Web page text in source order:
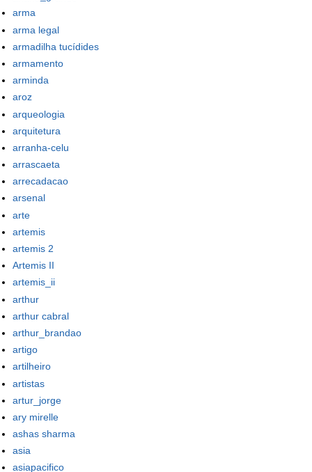
arma
arma legal
armadilha tucídides
armamento
arminda
aroz
arqueologia
arquitetura
arranha-celu
arrascaeta
arrecadacao
arsenal
arte
artemis
artemis 2
Artemis II
artemis_ii
arthur
arthur cabral
arthur_brandao
artigo
artilheiro
artistas
artur_jorge
ary mirelle
ashas sharma
asia
asiapacifico